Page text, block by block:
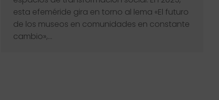
esta efeméride gira en torno al lema «El futuro
de los museos en comunidades en constante
cambio»,…